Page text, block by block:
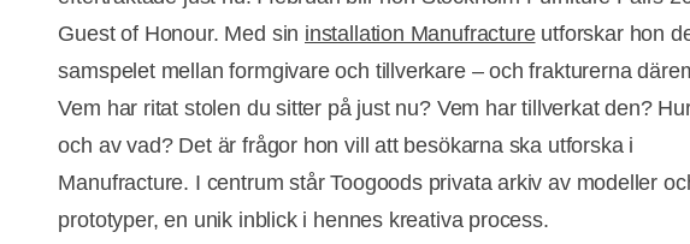
Guest of Honour. Med sin installation Manufractureutforskar hon
samspelet mellan formgivare och tillverkare – och frakturerna
Vem har ritat stolen du sitter på just nu? Vem har tillverkat den?
och av vad? Det är frågor hon vill att besökarna ska utforska i
Manufracture. I centrum står Toogoods privata arkiv av modeller
prototyper, en unik inblick i hennes kreativa process.